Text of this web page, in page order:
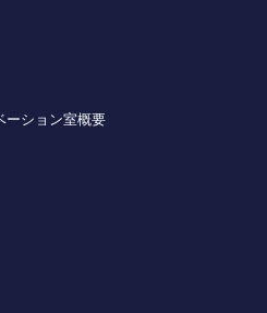
ーション室概要